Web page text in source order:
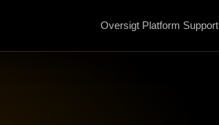
Oversigt Platform Support